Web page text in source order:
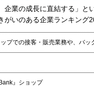
業の成長に直結する」と
いのある企業ランキング
プでの接客・販売業務や、バッ
』ショップ